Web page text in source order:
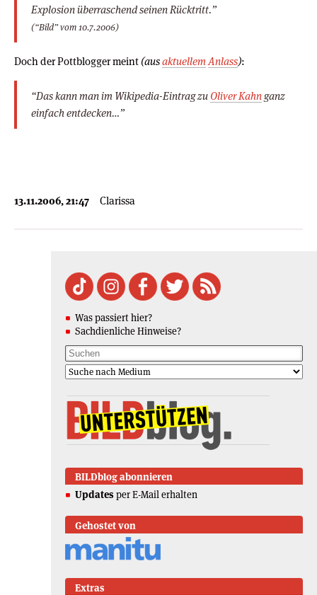
Explosion überraschend seinen Rücktritt.”
(“Bild” vom 10.7.2006)
Doch der Pottblogger meint (ausaktuellem Anlass):
“Das kann man im Wikipedia-Eintrag zu Oliver Kahnganz
einfach entdecken…”
13.11.2006, 21:47 Clarissa
Was passiert hier?
Sachdienliche Hinweise?
BILDblog abonnieren
Updates per E-Mail erhalten
Gehostet von
Extras